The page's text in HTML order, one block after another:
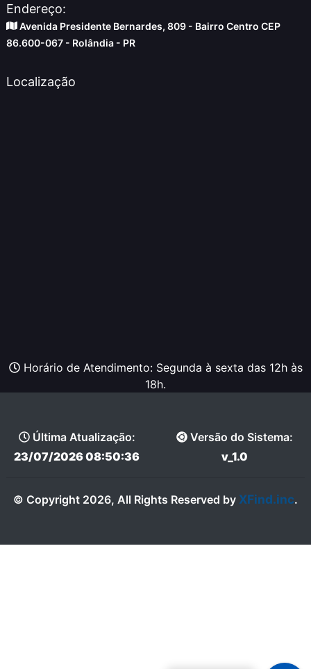
Endereço:
Avenida Presidente Bernardes, 809 - Bairro Centro CEP
86.600-067 - Rolândia - PR
Localização
Horário de Atendimento: Segunda à sexta das 12h às
18h.
Última Atualização:
23/07/2026 08:50:36
Versão do Sistema:
v_1.0
© Copyright 2026, All Rights Reserved by XFind.inc.